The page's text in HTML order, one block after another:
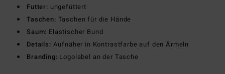
Futter: ungefüttert
Taschen: Taschen für die Hände
Saum: Elastischer Bund
Details: Aufnäher in Kontrastfarbe auf den Ärmeln
Branding: Logolabel an der Tasche